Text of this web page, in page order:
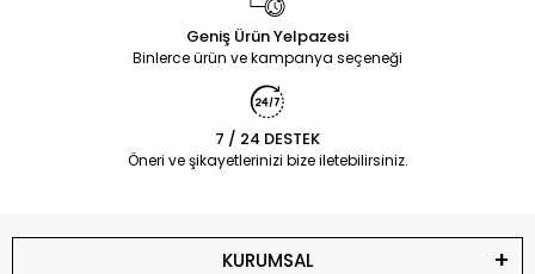
Geniş Ürün Yelpazesi
Binlerce ürün ve kampanya seçeneği
7 / 24 DESTEK
Öneri ve şikayetlerinizi bize iletebilirsiniz.
KURUMSAL